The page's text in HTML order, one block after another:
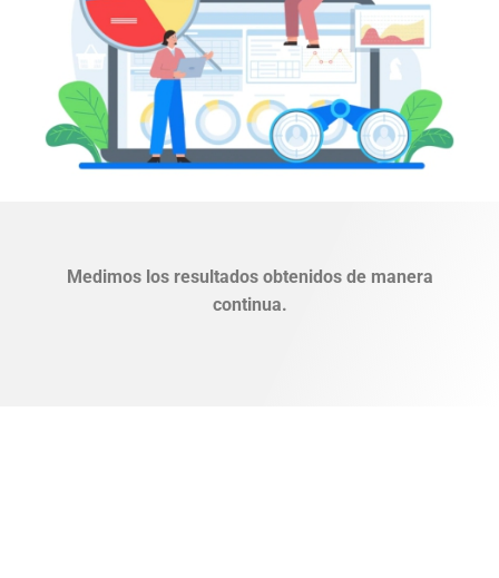
Medimos los resultados obtenidos de manera
continua.